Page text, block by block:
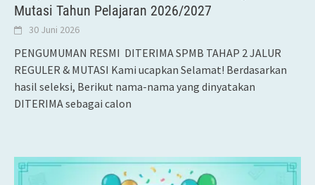
Mutasi Tahun Pelajaran 2026/2027
30 Juni 2026
PENGUMUMAN RESMI DITERIMA SPMB TAHAP 2 JALUR
REGULER & MUTASI Kami ucapkan Selamat! Berdasarkan
hasil seleksi, Berikut nama-nama yang dinyatakan
DITERIMA sebagai calon